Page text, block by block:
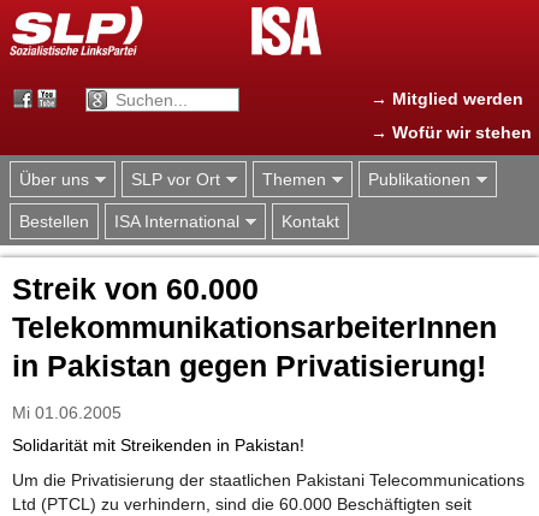
Jump to navigation
→ Mitglied werden
→ Wofür wir stehen
Über uns SLP vor Ort Themen Publikationen
Bestellen ISA International Kontakt
Streik von 60.000
TelekommunikationsarbeiterInnen
in Pakistan gegen Privatisierung!
Mi 01.06.2005
Solidarität mit Streikenden in Pakistan!
Um die Privatisierung der staatlichen Pakistani Telecommunications
Ltd (PTCL) zu verhindern, sind die 60.000 Beschäftigten seit